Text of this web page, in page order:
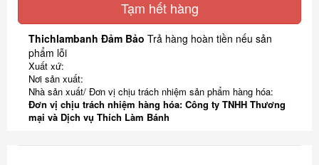
Tạm hết hàng
Thichlambanh Đảm Bảo Trả hàng hoàn tiền nếu sản
phẩm lỗi
Xuất xứ:
Nơi sản xuất:
Nhà sản xuất/ Đơn vị chịu trách nhiệm sản phẩm hàng hóa:
Đơn vị chịu trách nhiệm hàng hóa: Công ty TNHH Thương
mại và Dịch vụ Thích Làm Bánh